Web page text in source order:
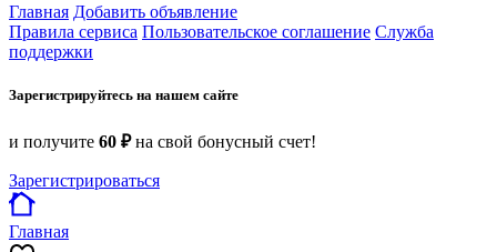
Главная Добавить объявление
Правила сервиса Пользовательское соглашение Служба
поддержки
Зарегистрируйтесь на нашем сайте
и получите 60 ₽на свой бонусный счет!
Зарегистрироваться
Главная